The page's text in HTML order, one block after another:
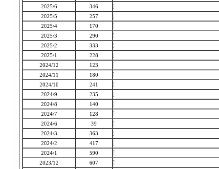
2025/6
346
2025/5
257
2025/4
170
2025/3
290
2025/2
333
2025/1
228
2024/12
123
2024/11
180
2024/10
241
2024/9
235
2024/8
140
2024/7
128
2024/6
39
2024/3
363
2024/2
417
2024/1
590
2023/12
607